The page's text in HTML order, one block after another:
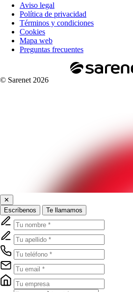
Aviso legal
Política de privacidad
Términos y condiciones
Cookies
Mapa web
Preguntas frecuentes
© Sarenet 2026
✕
Escríbenos
Te llamamos